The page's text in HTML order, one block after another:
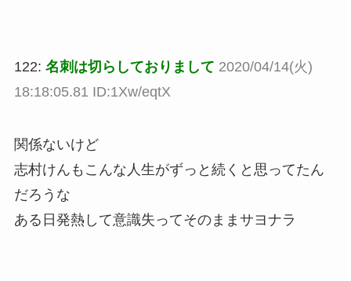
122: 名刺は切らしておりまして 2020/04/14(火)
18:18:05.81 ID:1Xw/eqtX
関係ないけど
志村けんもこんな人生がずっと続くと思ってたん
だろうな
ある日発熱して意識失ってそのままサヨナラ